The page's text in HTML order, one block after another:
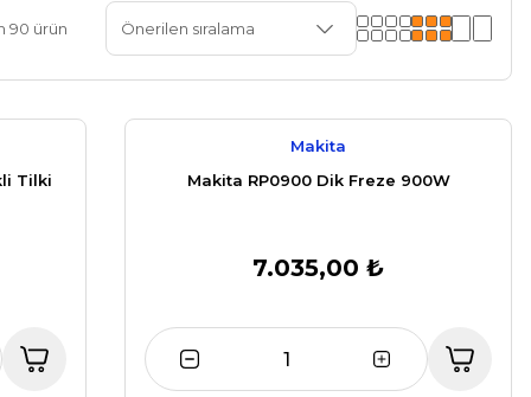
90 ürün
Tilki
Makita
Makita RP0900 Dik Freze 900W
7.035,00 ₺